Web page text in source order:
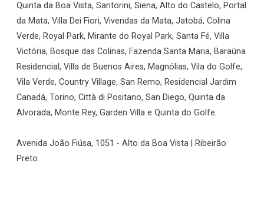
Quinta da Boa Vista, Santorini, Siena, Alto do Castelo, Portal
da Mata, Villa Dei Fiori, Vivendas da Mata, Jatobá, Colina
Verde, Royal Park, Mirante do Royal Park, Santa Fé, Villa
Victória, Bosque das Colinas, Fazenda Santa Maria, Baraúna
Residencial, Villa de Buenos Aires, Magnólias, Vila do Golfe,
Vila Verde, Country Village, San Remo, Residencial Jardim
Canadá, Torino, Città di Positano, San Diego, Quinta da
Alvorada, Monte Rey, Garden Villa e Quinta do Golfe.
Avenida João Fiúsa, 1051 - Alto da Boa Vista | Ribeirão
Preto.